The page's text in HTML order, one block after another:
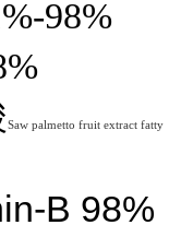
98%
Saw palmetto fruit extract fatty
B 98%